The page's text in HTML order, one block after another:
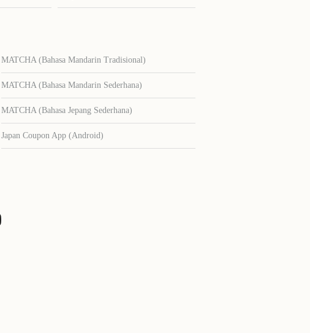
MATCHA (Bahasa Mandarin Tradisional)
MATCHA (Bahasa Mandarin Sederhana)
MATCHA (Bahasa Jepang Sederhana)
Japan Coupon App (Android)